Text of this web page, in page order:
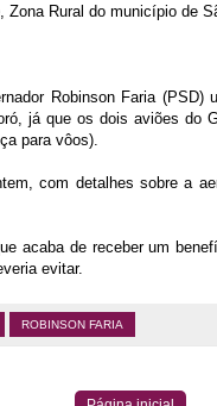
Rural do município de
Robinson Faria (PSD)
já que os dois aviões do
para vôos).
com detalhes sobre a
acaba de receber um
evitar.
ROBINSON FARIA